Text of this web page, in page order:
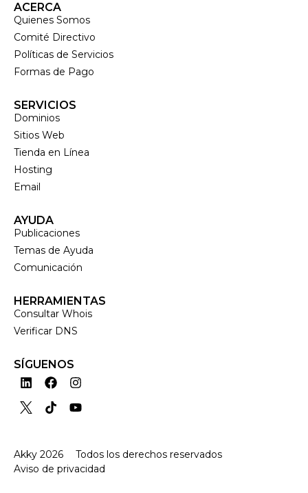
ACERCA
Quienes Somos
Comité Directivo
Políticas de Servicios
Formas de Pago
SERVICIOS
Dominios
Sitios Web
Tienda en Línea
Hosting
Email
AYUDA
Publicaciones
Temas de Ayuda
Comunicación
HERRAMIENTAS
Consultar Whois
Verificar DNS
SÍGUENOS
Akky 2026
Todos los derechos reservados
Aviso de privacidad